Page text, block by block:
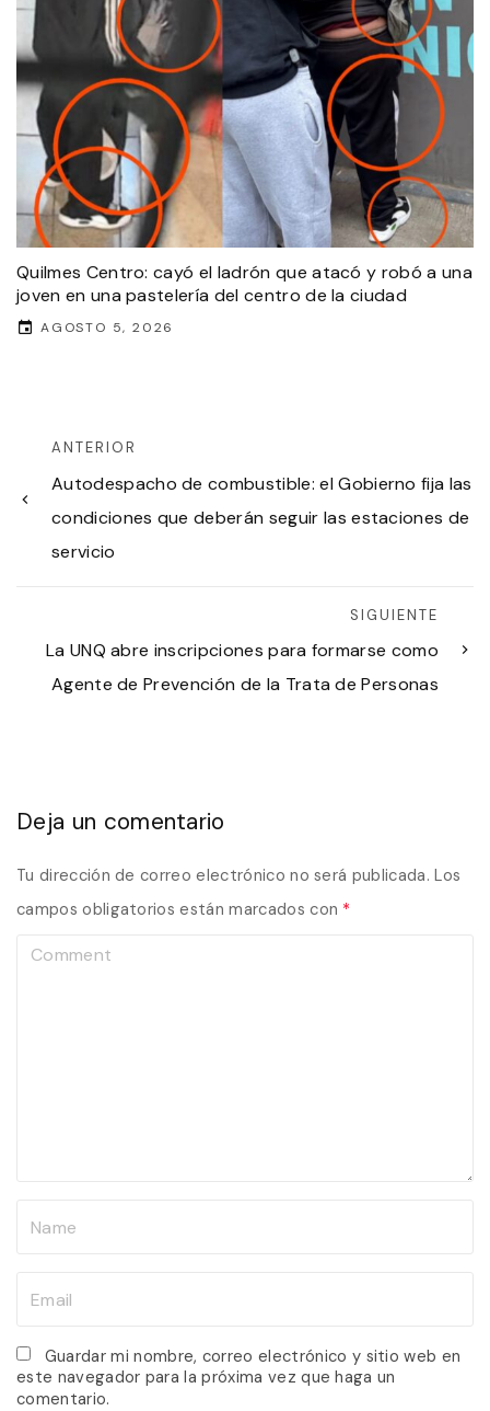
Quilmes Centro: cayó el ladrón que atacó y robó a una
joven en una pastelería del centro de la ciudad
AGOSTO 5, 2026
ANTERIOR
Autodespacho de combustible: el Gobierno fija las
condiciones que deberán seguir las estaciones de
servicio
SIGUIENTE
La UNQ abre inscripciones para formarse como
Agente de Prevención de la Trata de Personas
Deja un comentario
Tu dirección de correo electrónico no será publicada. Los
campos obligatorios están marcados con *
*
a
i
Guardar mi nombre, correo electrónico y sitio web en
este navegador para la próxima vez que haga un
comentario.